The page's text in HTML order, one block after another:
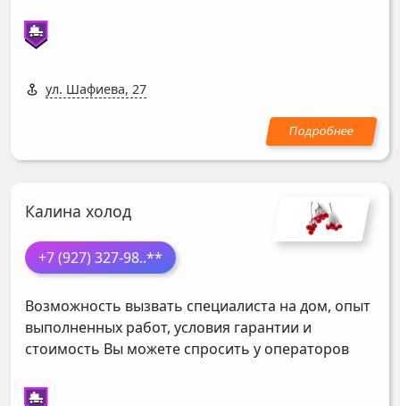
ул. Шафиева, 27
Калина холод
+7 (927) 327-98..**
Возможность вызвать специалиста на дом, опыт
выполненных работ, условия гарантии и
стоимость Вы можете спросить у операторов